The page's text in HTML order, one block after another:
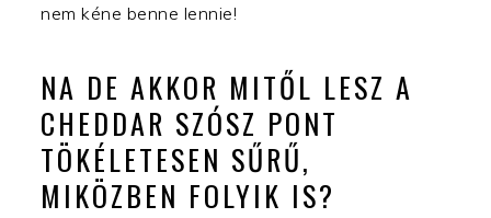
nem kéne benne lennie!
NA DE AKKOR MITŐL LESZ A
CHEDDAR SZÓSZ PONT
TÖKÉLETESEN SŰRŰ,
MIKÖZBEN FOLYIK IS?